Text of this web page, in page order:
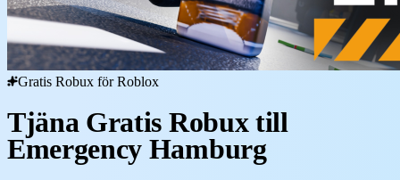
Gratis Robux för Roblox
Tjäna Gratis Robux till
Emergency Hamburg